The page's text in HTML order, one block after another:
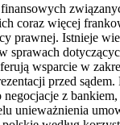
coraz więcej
prawnej. Istnieje
sprawach
wsparcie w
przed sądem.
z
unieważnienia